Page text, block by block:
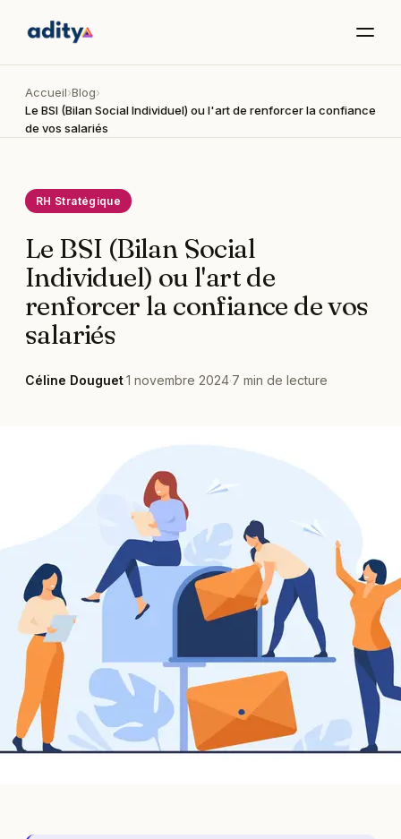
Accueil›Blog›
Le BSI (Bilan Social Individuel) ou l'art de renforcer la confiance
de vos salariés
RH Stratégique
Le BSI (Bilan Social
Individuel) ou l'art de
renforcer la confiance de vos
salariés
Céline Douguet·1 novembre 2024·7 min de lecture